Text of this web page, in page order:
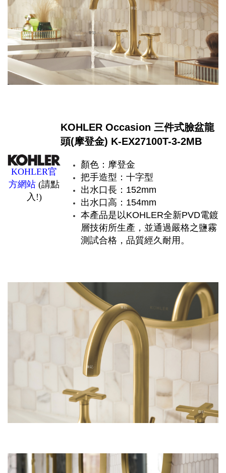
KOHLER官
方網站 (請點
入!)
KOHLER Occasion 三件式臉盆龍
頭(摩登金) K-EX27100T-3-2MB
顏色：摩登金
把手造型：十字型
出水口長：152mm
出水口高：154mm
本產品是以KOHLER全新PVD電鍍
層技術所生產，並通過嚴格之鹽霧
測試合格，品質經久耐用。